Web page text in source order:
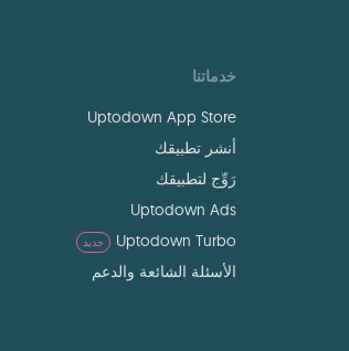
خدماتنا
Uptodown App Store
أنشر تطبيقك
رَوِّج لتطبيقك
Uptodown Ads
Uptodown Turbo
جديد
الأسئلة الشائعة والدعم